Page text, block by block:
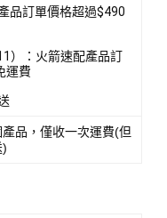
品訂單價格超過$490
）：火箭速配產品訂
運費
品，僅收一次運費(但
)